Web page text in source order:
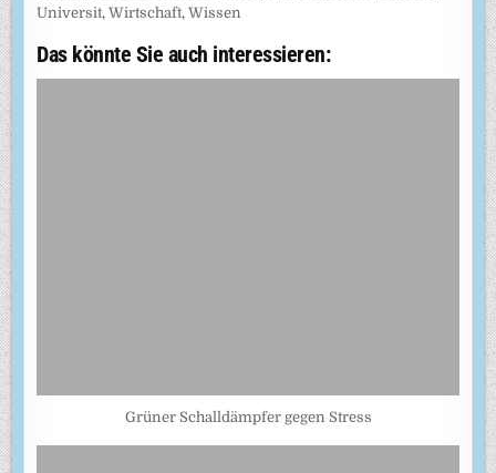
Universit,Wirtschaft,Wissen
Das könnte Sie auch interessieren:
Grüner Schalldämpfer gegen Stress